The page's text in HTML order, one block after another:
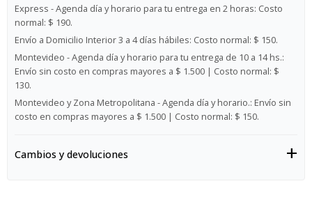
Express - Agenda día y horario para tu entrega en 2 horas: Costo
normal: $ 190.
Envío a Domicilio Interior 3 a 4 días hábiles: Costo normal: $ 150.
Montevideo - Agenda día y horario para tu entrega de 10 a 14 hs.:
Envío sin costo en compras mayores a $ 1.500 | Costo normal: $
130.
Montevideo y Zona Metropolitana - Agenda día y horario.: Envío sin
costo en compras mayores a $ 1.500 | Costo normal: $ 150.
Cambios y devoluciones